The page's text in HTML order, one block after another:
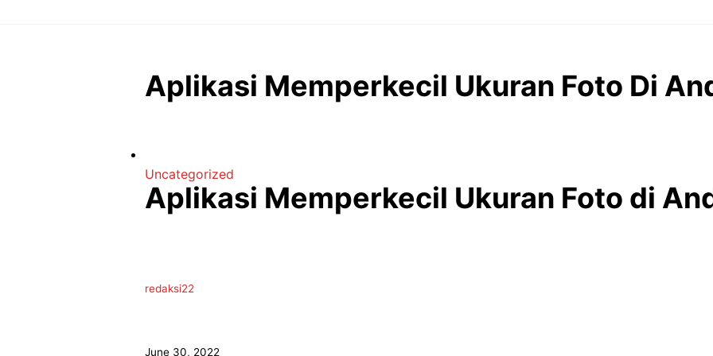
Aplikasi Memperkecil Ukuran Foto Di
Uncategorized
Aplikasi Memperkecil Ukuran Foto di
redaksi22
June 30, 2022